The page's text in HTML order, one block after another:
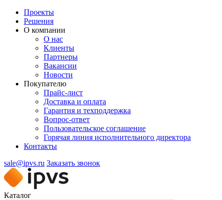
Проекты
Решения
О компании
О нас
Клиенты
Партнеры
Вакансии
Новости
Покупателю
Прайс-лист
Доставка и оплата
Гарантия и техподдержка
Вопрос-ответ
Пользовательское соглашение
Горячая линия исполнительного директора
Контакты
sale@ipvs.ru Заказать звонок
Каталог